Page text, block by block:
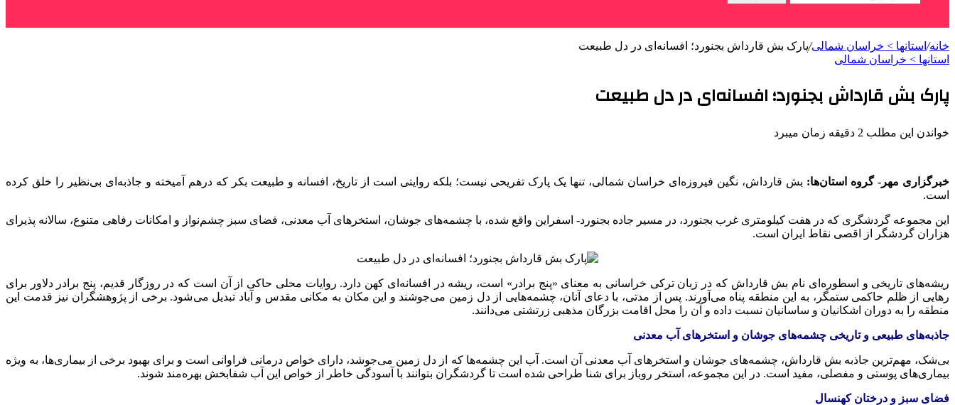
خانه/ استانها > خراسان شمالی/پارک بش قارداش بجنورد؛ افسانه‌ای در دل طبیعت
استانها > خراسان شمالی
پارک بش قارداش بجنورد؛ افسانه‌ای در دل طبیعت
خواندن این مطلب 2 دقیقه زمان میبرد
خبرگزاری مهر- گروه استان‌ها: بش قارداش، نگین فیروزه‌ای خراسان شمالی، تنها یک پارک تفریحی نیست؛ بلکه روایتی است از تاریخ، افسانه و طبیعت بکر که درهم آمیخته و جاذبه‌ای بی‌نظیر را خلق کرده
است.
این مجموعه گردشگری که در هفت کیلومتری غرب بجنورد، در مسیر جاده بجنورد- اسفراین واقع شده، با چشمه‌های جوشان، استخرهای آب معدنی، فضای سبز چشم‌نواز و امکانات رفاهی متنوع، سالانه پذیرای
هزاران گردشگر از اقصی نقاط ایران است.
ریشه‌های تاریخی و اسطوره‌ای نام بش قارداش که در زبان ترکی خراسانی به معنای «پنج برادر» است، ریشه در افسانه‌ای کهن دارد. روایات محلی حاکی از آن است که در روزگار قدیم، پنج برادر دلاور برای
رهایی از ظلم حاکمی ستمگر، به این منطقه پناه می‌آورند. پس از مدتی، با دعای آنان، چشمه‌هایی از دل زمین می‌جوشند و این مکان به مکانی مقدس و آباد تبدیل می‌شود. برخی از پژوهشگران نیز قدمت این
منطقه را به دوران اشکانیان و ساسانیان نسبت داده و آن را محل اقامت بزرگان مذهبی زرتشتی می‌دانند.
جاذبه‌های طبیعی و تاریخی چشمه‌های جوشان و استخرهای آب معدنی
بی‌شک، مهم‌ترین جاذبه بش قارداش، چشمه‌های جوشان و استخرهای آب معدنی آن است. آب این چشمه‌ها که از دل زمین می‌جوشد، دارای خواص درمانی فراوانی است و برای بهبود برخی از بیماری‌ها، به ویژه
بیماری‌های پوستی و مفصلی، مفید است. در این مجموعه، استخر روباز برای شنا طراحی شده است تا گردشگران بتوانند با آسودگی خاطر از خواص این آب شفابخش بهره‌مند شوند.
فضای سبز و درختان کهنسال